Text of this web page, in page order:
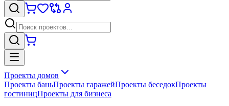
Проекты домов
Проекты баньПроекты гаражейПроекты беседокПроекты
гостиницПроекты для бизнеса